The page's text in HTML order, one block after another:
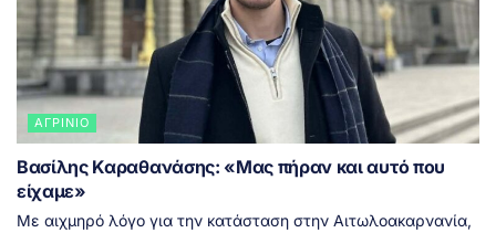
ΑΓΡΊΝΙΟ
Βασίλης Καραθανάσης: «Μας πήραν και αυτό που
είχαμε»
Με αιχμηρό λόγο για την κατάσταση στην Αιτωλοακαρνανία,